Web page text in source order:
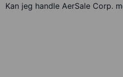
Kan jeg handle AerSale Corp.